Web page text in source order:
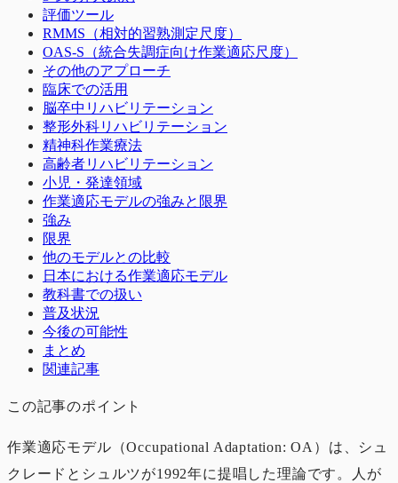
評価ツール
RMMS（相対的習熟測定尺度）
OAS-S（統合失調症向け作業適応尺度）
その他のアプローチ
臨床での活用
脳卒中リハビリテーション
整形外科リハビリテーション
精神科作業療法
高齢者リハビリテーション
小児・発達領域
作業適応モデルの強みと限界
強み
限界
他のモデルとの比較
日本における作業適応モデル
教科書での扱い
普及状況
今後の可能性
まとめ
関連記事
この記事のポイント
作業適応モデル（Occupational Adaptation: OA）は、シュ
クレードとシュルツが1992年に提唱した理論です。人が